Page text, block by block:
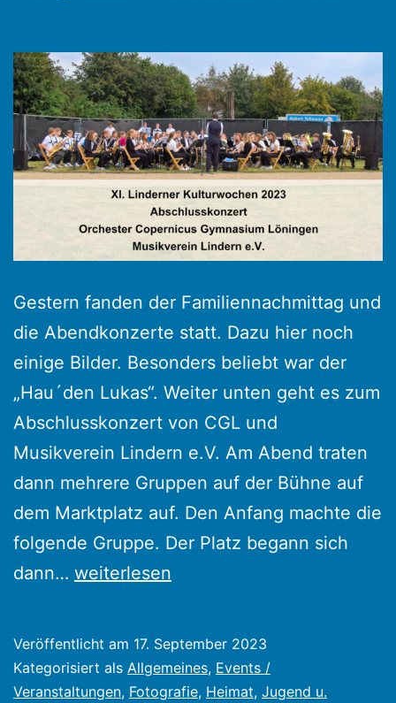
Gestern fanden der Familiennachmittag und
die Abendkonzerte statt. Dazu hier noch
einige Bilder. Besonders beliebt war der
„Hau´den Lukas“. Weiter unten geht es zum
Abschlusskonzert von CGL und
Musikverein Lindern e.V. Am Abend traten
dann mehrere Gruppen auf der Bühne auf
dem Marktplatz auf. Den Anfang machte die
folgende Gruppe. Der Platz begann sich
dann… Abschluss
mit
Abschlusskonzert
weiterlesen
Veröffentlicht am 17. September 2023
Kategorisiert als Allgemeines, Events /
Veranstaltungen, Fotografie, Heimat, Jugend u.